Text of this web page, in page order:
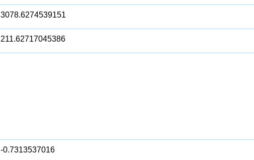
3078.6274539151
211.62717045386
-0.7313537016